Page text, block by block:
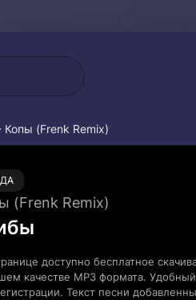
Копы (Frenk Remix)
(Frenk Remix)
доступно бесплатное
качестве MP3 формата.
Текст песни